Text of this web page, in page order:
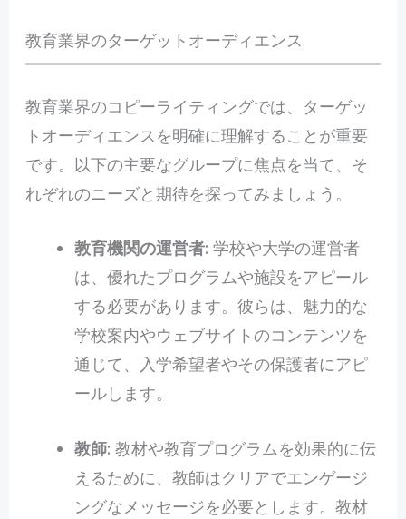
教育業界のターゲットオーディエンス
教育業界のコピーライティングでは、ターゲッ
トオーディエンスを明確に理解することが重要
です。以下の主要なグループに焦点を当て、そ
れぞれのニーズと期待を探ってみましょう。
教育機関の運営者: 学校や大学の運営者
は、優れたプログラムや施設をアピール
する必要があります。彼らは、魅力的な
学校案内やウェブサイトのコンテンツを
通じて、入学希望者やその保護者にアピ
ールします。
教師: 教材や教育プログラムを効果的に伝
えるために、教師はクリアでエンゲージ
ングなメッセージを必要とします。教材